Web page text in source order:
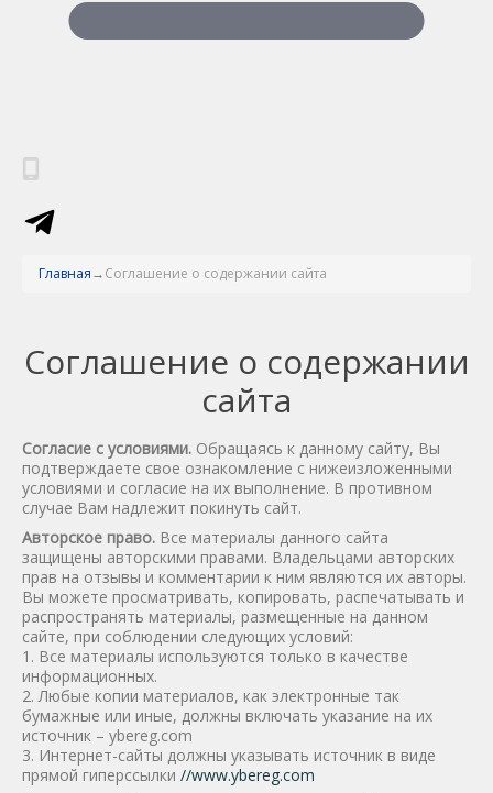
Главная Соглашение о содержании сайта
Соглашение о содержании
сайта
Согласие с условиями. Обращаясь к данному сайту, Вы
подтверждаете свое ознакомление с нижеизложенными
условиями и согласие на их выполнение. В противном
случае Вам надлежит покинуть сайт.
Авторское право. Все материалы данного сайта
защищены авторскими правами. Владельцами авторских
прав на отзывы и комментарии к ним являются их авторы.
Вы можете просматривать, копировать, распечатывать и
распространять материалы, размещенные на данном
сайте, при соблюдении следующих условий:
1. Все материалы используются только в качестве
информационных.
2. Любые копии материалов, как электронные так
бумажные или иные, должны включать указание на их
источник – ybereg.com
3. Интернет-сайты должны указывать источник в виде
прямой гиперссылки //www.ybereg.com